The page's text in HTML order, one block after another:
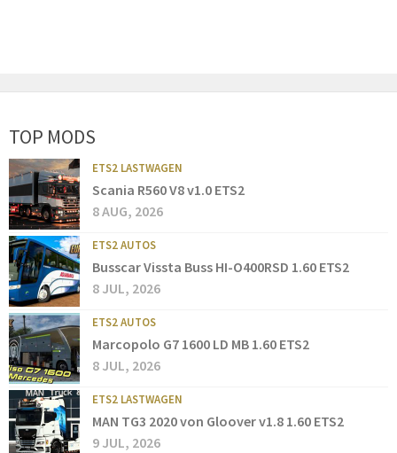
TOP MODS
ETS2 LASTWAGEN
Scania R560 V8 v1.0 ETS2
8 AUG, 2026
ETS2 AUTOS
Busscar Vissta Buss HI-O400RSD 1.60 ETS2
8 JUL, 2026
ETS2 AUTOS
Marcopolo G7 1600 LD MB 1.60 ETS2
8 JUL, 2026
ETS2 LASTWAGEN
MAN TG3 2020 von Gloover v1.8 1.60 ETS2
9 JUL, 2026